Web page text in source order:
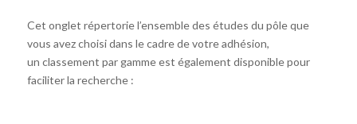
Cet onglet répertorie l’ensemble des études du pôle que
vous avez choisi dans le cadre de votre adhésion,
un classement par gamme est également disponible pour
faciliter la recherche :